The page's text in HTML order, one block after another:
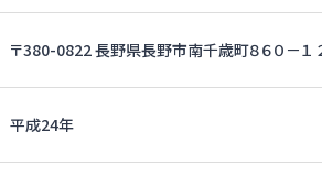
〒380-0822 長野県長野市南千歳町８６０－１
平成24年